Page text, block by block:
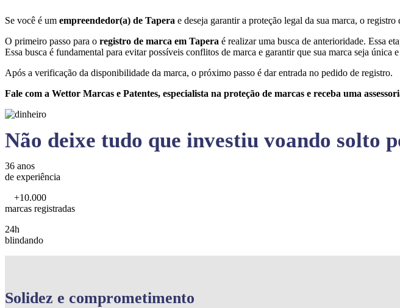
Se você é um empreendedor(a) de Tapera e deseja garantir a proteção legal da sua marca, o
O primeiro passo para o registro de marca em Tapera é realizar uma busca de anterioridade. Essa
Essa busca é fundamental para evitar possíveis conflitos de marca e garantir que sua marca seja única
Após a verificação da disponibilidade da marca, o próximo passo é dar entrada no pedido de registro.
Fale com a Wettor Marcas e Patentes, especialista na proteção de marcas e receba uma
Não deixe tudo que investiu voando solto
36 anos
de experiência
+10.000
marcas registradas
24h
blindando
Solidez e comprometimento